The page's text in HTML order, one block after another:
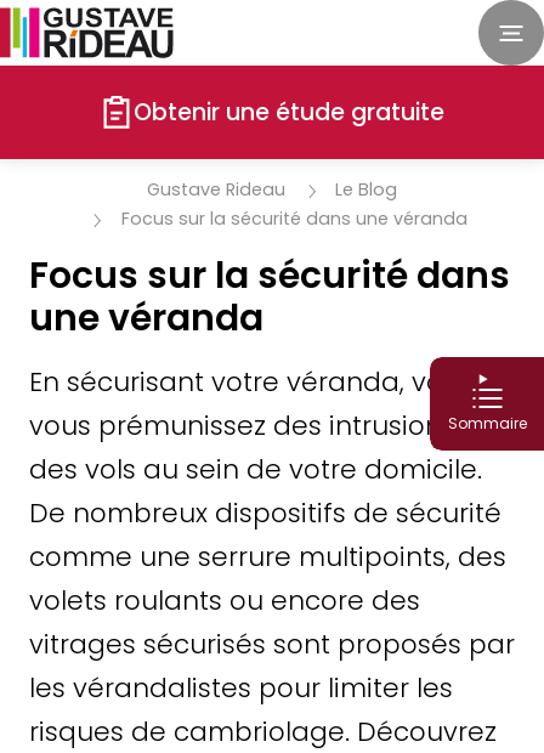
Obtenir une étude gratuite
Gustave Rideau
Le Blog
Focus sur la sécurité dans une véranda
Focus sur la sécurité dans
une véranda
En sécurisant votre véranda, vous
vous prémunissez des intrusions et
des vols au sein de votre domicile.
De nombreux dispositifs de sécurité
comme une serrure multipoints, des
volets roulants ou encore des
vitrages sécurisés sont proposés par
les vérandalistes pour limiter les
risques de cambriolage. Découvrez
Sommaire